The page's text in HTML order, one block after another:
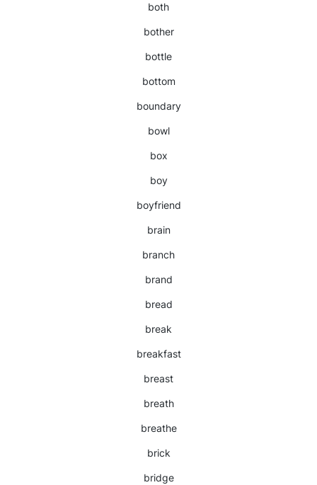
both
bother
bottle
bottom
boundary
bowl
box
boy
boyfriend
brain
branch
brand
bread
break
breakfast
breast
breath
breathe
brick
bridge